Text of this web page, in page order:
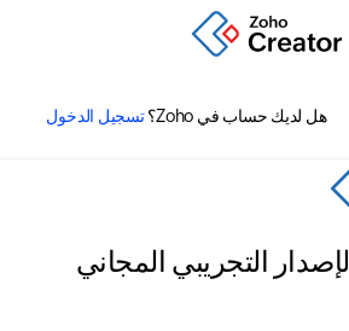
هل لديك حساب في Zoho؟ تسجيل الدخول
التجريبي المجاني